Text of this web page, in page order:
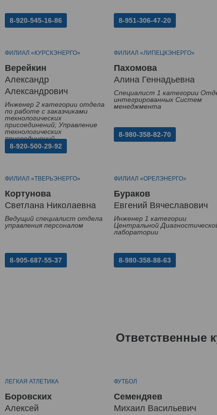
8-920-545-16-86 8-951-306-47-20
ФИЛИАЛ «КУРСКЭНЕРГО»
Верейкин
Александр
Александрович
Инженер 2 категории отдела
по работе с заказчиками
технологических
присоединений; Управление
технологических
присоединений
8-920-500-29-92
ФИЛИАЛ «ЛИПЕЦКЭНЕРГО»
Пахомова
Алина Геннадьевна
Специалист 1 категории
интегрированных Систем
менеджмента
8-980-358-82-70
ФИЛИАЛ «ТВЕРЬЭНЕРГО»
Кортунова
Светлана Николаевна
Ведущий специалист отдела
управления персоналом
8-905-687-55-37
ФИЛИАЛ «ОРЕЛЭНЕРГО»
Бураков
Евгений Вячеславович
Инженер 1 категории
Центральной
лаборатории
8-980-358-88-63
Ответственные
ЛЕГКАЯ АТЛЕТИКА
Боровских
Алексей
ФУТБОЛ
Семендяев
Михаил Васильевич